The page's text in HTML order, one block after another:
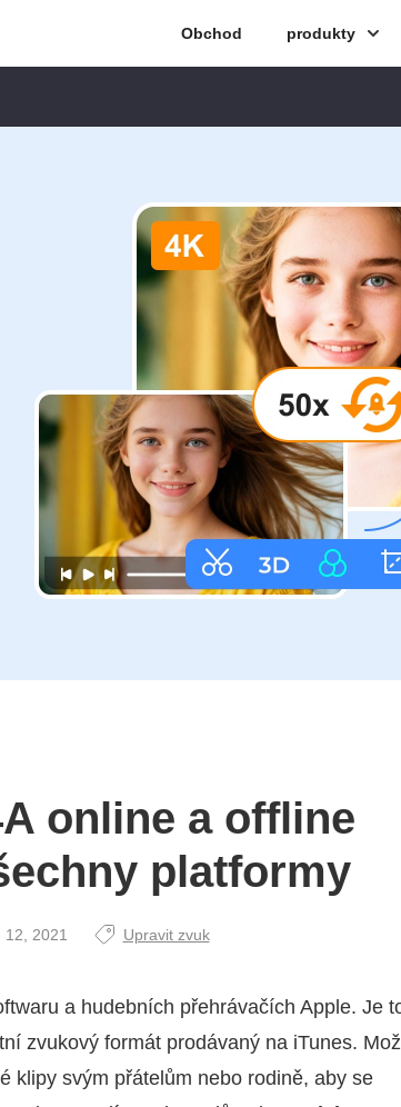
Obchod produkty
online a offline
platformy
12, 2021 Upravit zvuk
a hudebních přehrávačích Apple. Je
zvukový formát prodávaný na iTunes.
klipy svým přátelům nebo rodině, aby se